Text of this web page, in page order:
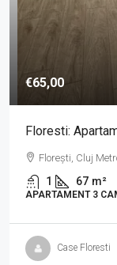
€65,00
Floresti:
Florești, Cluj
1 67 m²
APARTAMENT 3
Case Floresti